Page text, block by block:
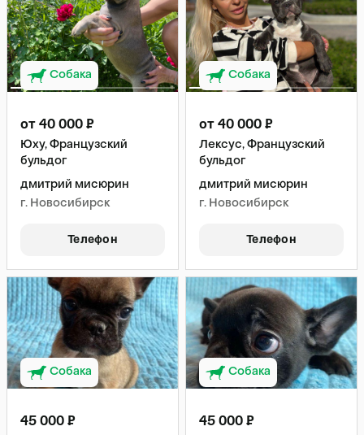
Собака
от 40 000 ₽
Юху, Французский
бульдог
дмитрий мисюрин
г. Новосибирск
Телефон
Собака
от 40 000 ₽
Лексус, Французский
бульдог
дмитрий мисюрин
г. Новосибирск
Телефон
Собака
45 000 ₽
Собака
45 000 ₽